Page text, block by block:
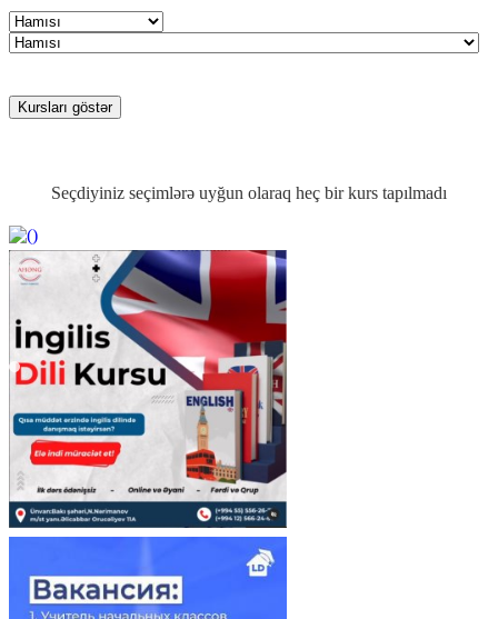
Seçdiyiniz seçimlərə uyğun olaraq heç bir kurs tapılmadı
https://wa.me/994552244433